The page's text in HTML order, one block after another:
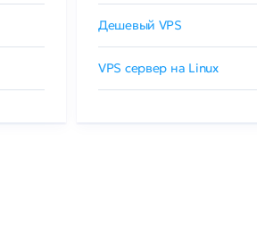
Дешевый VPS
VPS сервер на Linux